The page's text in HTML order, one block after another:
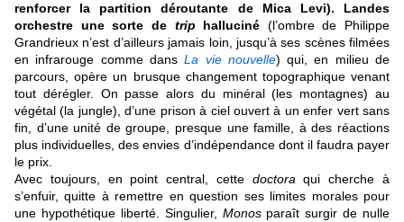
renforcer la partition déroutante de Mica Levi).
Landes
orchestre une sorte de trip halluciné (l’ombre de Philippe
Grandrieux n’est d’ailleurs jamais loin, jusqu’à ses scènes filmées
en infrarouge comme dansLa vie nouvelle) qui, en milieu de
parcours, opère un brusque changement topographique venant
tout dérégler. On passe alors du minéral (les montagnes) au
végétal (la jungle), d’une prison à ciel ouvert à un enfer vert sans
fin, d’une unité de groupe, presque une famille, à des réactions
plus individuelles, des envies d’indépendance dont il faudra payer
le prix.
Avec toujours, en point central, cette doctora qui cherche à
s’enfuir, quitte à remettre en question ses limites morales pour
une hypothétique liberté. Singulier, Monosparaît surgir de nulle